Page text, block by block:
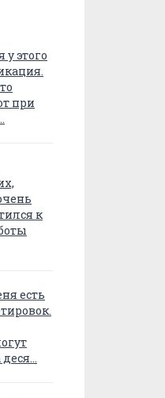
у этого
при
к
есть